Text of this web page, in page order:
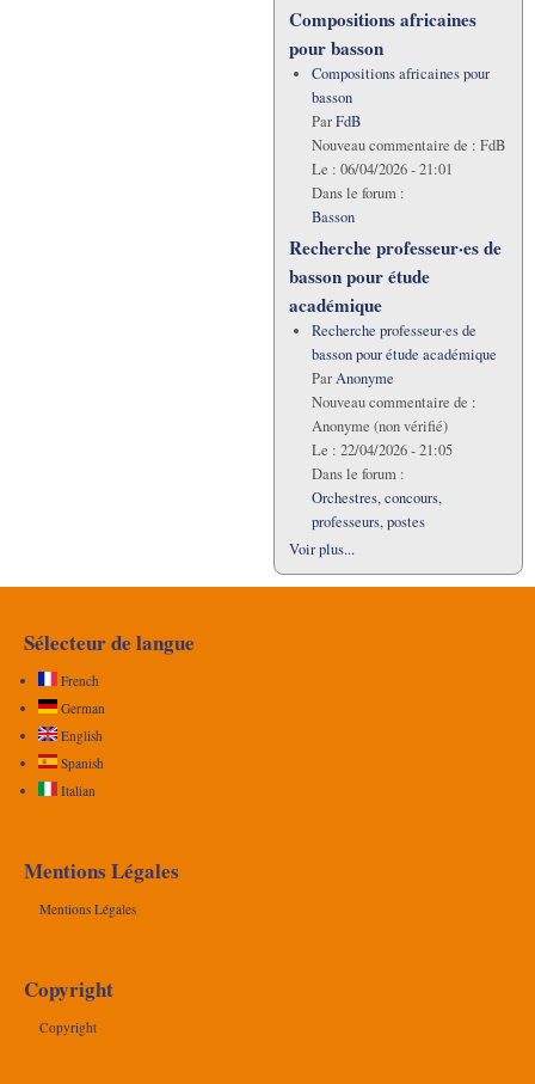
Compositions africaines
pour basson
Compositions africaines pour
basson
ParFdB
Nouveau commentaire de : FdB
Le : 06/04/2026 - 21:01
Dans le forum :
Basson
Recherche professeur·es de
basson pour étude
académique
Recherche professeur·es de
basson pour étude académique
ParAnonyme
Nouveau commentaire de :
Anonyme (non vérifié)
Le : 22/04/2026 - 21:05
Dans le forum :
Orchestres, concours,
professeurs, postes
Voir plus...
Sélecteur de langue
French
German
English
Spanish
Italian
Mentions Légales
Mentions Légales
Copyright
Copyright